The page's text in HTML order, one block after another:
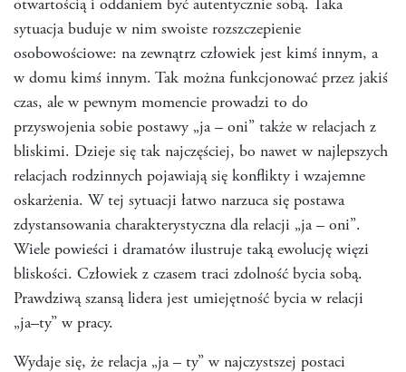
otwartością i oddaniem być autentycznie sobą. Taka
sytuacja buduje w nim swoiste rozszczepienie
osobowościowe: na zewnątrz człowiek jest kimś innym, a
w domu kimś innym. Tak można funkcjonować przez jakiś
czas, ale w pewnym momencie prowadzi to do
przyswojenia sobie postawy „ja – oni” także w relacjach z
bliskimi. Dzieje się tak najczęściej, bo nawet w najlepszych
relacjach rodzinnych pojawiają się konflikty i wzajemne
oskarżenia. W tej sytuacji łatwo narzuca się postawa
zdystansowania charakterystyczna dla relacji „ja – oni”.
Wiele powieści i dramatów ilustruje taką ewolucję więzi
bliskości. Człowiek z czasem traci zdolność bycia sobą.
Prawdziwą szansą lidera jest umiejętność bycia w relacji
„ja–ty” w pracy.
Wydaje się, że relacja „ja – ty” w najczystszej postaci